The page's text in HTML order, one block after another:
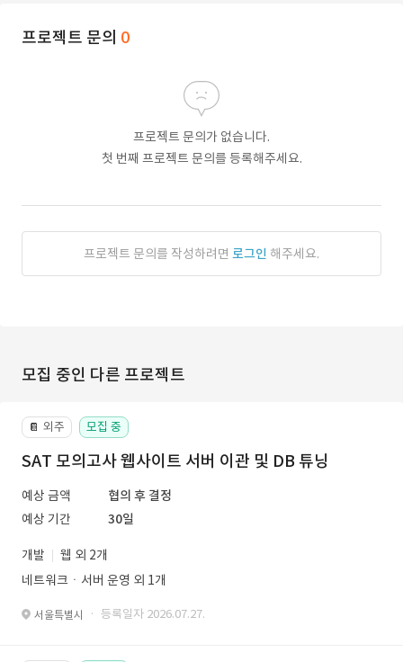
프로젝트 문의 0
프로젝트 문의가 없습니다.
첫 번째 프로젝트 문의를 등록해주세요.
프로젝트 문의를 작성하려면 로그인 해주세요.
모집 중인 다른 프로젝트
📔 외주 모집 중
SAT 모의고사 웹사이트 서버 이관 및 DB 튜닝
예상 금액
협의 후 결정
예상 기간
30일
개발
웹 외 2개
네트워크ㆍ서버 운영 외 1개
서울특별시 · 등록일자 2026.07.27.